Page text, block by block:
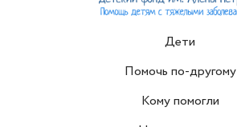
Дети
Помочь по-другому
Кому помогли